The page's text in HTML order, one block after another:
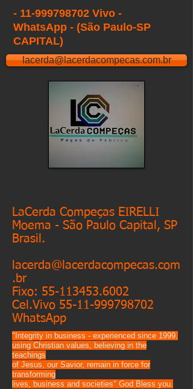
- 11-999798702 Vivo -
WhatsApp - (São Paulo-SP
CAPITAL)
lacerda@lacerdacompecas.com.br
LaCerda Compeças EIRELLI
Moema - São Paulo Capital, SP
Brasil.
lacerda@lacerdacompecas.com
.br
Fixo: 55-113453.6002
Cel.Vivo 55-11-999798702
WhatsApp
"Integrity in business - experienced since 1999.
using Christian values, believing in the
teachings
of Jesus, our Savior, remain in force for
transforming
lives, business and societies" God Bless you.